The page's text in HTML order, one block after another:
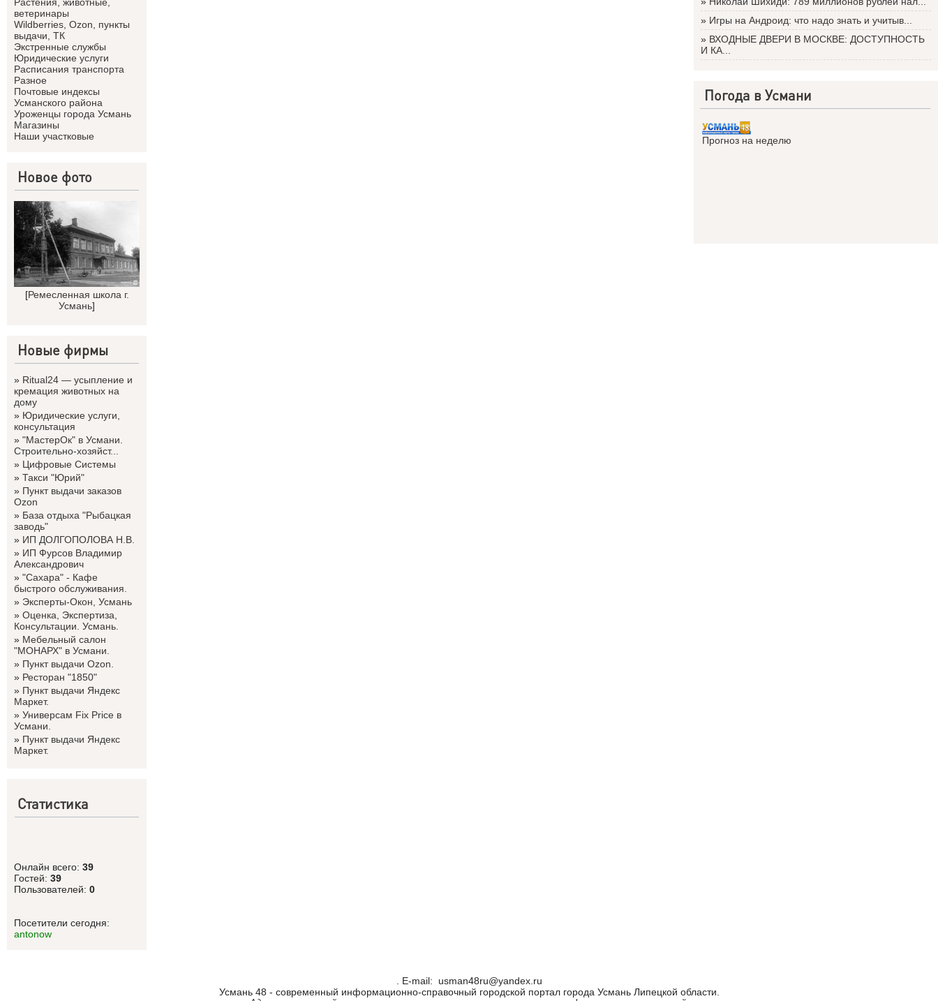
Растения, животные,
ветеринары
Wildberries, Ozon, пункты
выдачи, ТК
Экстренные службы
Юридические услуги
Расписания транспорта
Разное
Почтовые индексы
Усманского района
Уроженцы города Усмань
Магазины
Наши участковые
Новое фото
[Ремесленная школа г.
Усмань]
Новые фирмы
» Ritual24 — усыпление и
кремация животных на
дому
» Юридические услуги,
консультация
» "МастерОк" в Усмани.
Строительно-хозяйст...
» Цифровые Системы
» Такси "Юрий"
» Пункт выдачи заказов
Ozon
» База отдыха "Рыбацкая
заводь"
» ИП ДОЛГОПОЛОВА Н.В.
» ИП Фурсов Владимир
Александрович
» "Сахара" - Кафе
быстрого обслуживания.
» Эксперты-Окон, Усмань
» Оценка, Экспертиза,
Консультации. Усмань.
» Мебельный салон
"МОНАРХ" в Усмани.
» Пункт выдачи Ozon.
» Ресторан "1850"
» Пункт выдачи Яндекс
Маркет.
» Универсам Fix Price в
Усмани.
» Пункт выдачи Яндекс
Маркет.
Статистика
Онлайн всего: 39
Гостей: 39
Пользователей: 0
Посетители сегодня:
antonow
» Игры на Андроид: что надо знать и учитыв...
» ВХОДНЫЕ ДВЕРИ В МОСКВЕ: ДОСТУПНОСТЬ
И КА...
Погода в Усмани
Прогноз на неделю
. Е-mail: usman48ru@yandex.ru
Усмань 48 - современный информационно-справочный городской портал города Усмань Липецкой области.